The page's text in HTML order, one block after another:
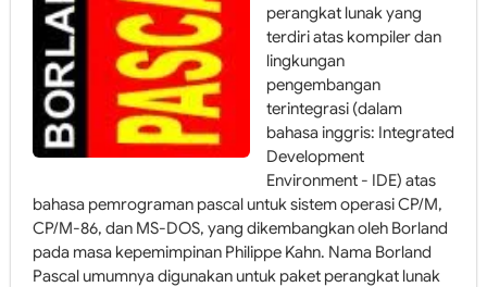
perangkat lunak yang
terdiri atas kompiler dan
lingkungan
pengembangan
terintegrasi (dalam
bahasa inggris: Integrated
Development
Environment - IDE) atas
bahasa pemrograman pascal untuk sistem operasi CP/M,
CP/M-86, dan MS-DOS, yang dikembangkan oleh Borland
pada masa kepemimpinan Philippe Kahn. Nama Borland
Pascal umumnya digunakan untuk paket perangkat lunak